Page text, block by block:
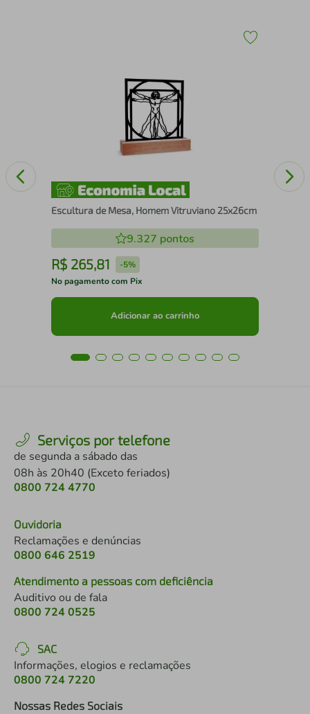
Escultura de Mesa, Homem Vitruviano 25x26cm
9.327 pontos
R$ 265,81 -5%
No pagamento com Pix
Adicionar ao carrinho
Serviços por telefone
de segunda a sábado das
08h às 20h40 (Exceto feriados)
0800 724 4770
Ouvidoria
Reclamações e denúncias
0800 646 2519
Atendimento a pessoas com deficiência
Auditivo ou de fala
0800 724 0525
SAC
Informações, elogios e reclamações
0800 724 7220
Nossas Redes Sociais